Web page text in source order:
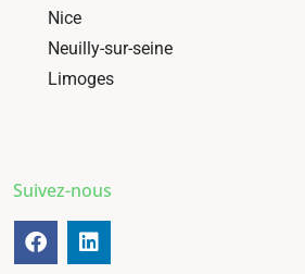
Nice
Neuilly-sur-seine
Limoges
Suivez-nous